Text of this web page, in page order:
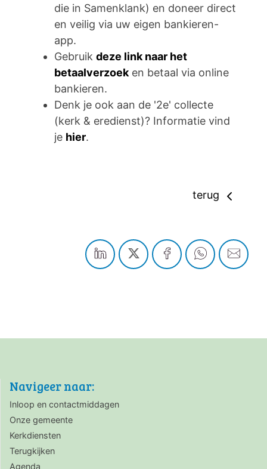
die in Samenklank) en doneer direct
en veilig via uw eigen bankieren-
app.
Gebruik deze link naar het
betaalverzoeken betaal via online
bankieren.
Denk je ook aan de '2e' collecte
(kerk & eredienst)? Informatie vind
je hier.
terug
Navigeer naar:
Inloop en contactmiddagen
Onze gemeente
Kerkdiensten
Terugkijken
Agenda